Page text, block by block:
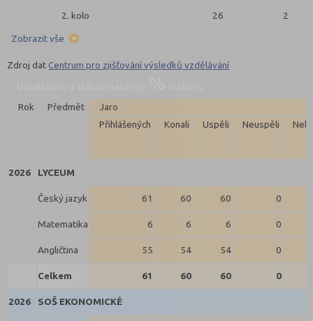
2. kolo 26 2
Zobrazit vše
Zdroj datCentrum pro zjišťování výsledků vzdělávání
Rok
Předmět
Jaro
Přihlášených
Konali Uspěli Neuspěli
2026 LYCEUM
Český jazyk 61 60 60 0
Matematika 6 6 6 0
Angličtina 55 54 54 0
Celkem 61 60 60 0
2026 SOŠ EKONOMICKÉ